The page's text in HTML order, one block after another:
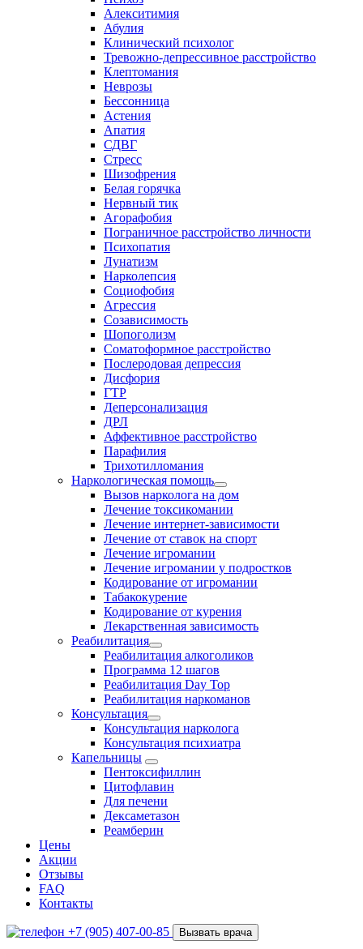
Алекситимия
Абулия
Клинический психолог
Тревожно-депрессивное расстройство
Клептомания
Неврозы
Бессонница
Астения
Апатия
СДВГ
Стресс
Шизофрения
Белая горячка
Нервный тик
Агорафобия
Пограничное расстройство личности
Психопатия
Лунатизм
Нарколепсия
Социофобия
Агрессия
Созависимость
Шопоголизм
Соматоформное расстройство
Послеродовая депрессия
Дисфория
ГТР
Деперсонализация
ДРЛ
Аффективное расстройство
Парафилия
Трихотилломания
Наркологическая помощь
Вызов нарколога на дом
Лечение токсикомании
Лечение интернет-зависимости
Лечение от ставок на спорт
Лечение игромании
Лечение игромании у подростков
Кодирование от игромании
Табакокурение
Кодирование от курения
Лекарственная зависимость
Реабилитация
Реабилитация алкоголиков
Программа 12 шагов
Реабилитация Day Top
Реабилитация наркоманов
Консультация
Консультация нарколога
Консультация психиатра
Капельницы
Пентоксифиллин
Цитофлавин
Для печени
Дексаметазон
Реамберин
Цены
Акции
Отзывы
FAQ
Контакты
+7 (905) 407-00-85 Вызвать врача